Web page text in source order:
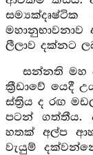
ලීලාව දක්නට
සන්නති මහ
ක්‍රීඩාවේ යෙදී
ස්ත්‍රිය ද රඟ
පටන් ගත්තීය.
හතක් අල්ප
වැයුම්